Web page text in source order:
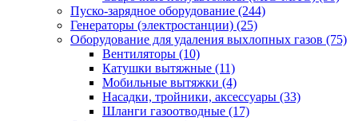
Пуско-зарядное оборудование (244)
Генераторы (электростанции) (25)
Оборудование для удаления выхлопных газов (75)
Вентиляторы (10)
Катушки вытяжные (11)
Мобильные вытяжки (4)
Насадки, тройники, аксессуары (33)
Шланги газоотводные (17)